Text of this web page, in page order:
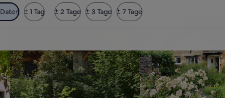
± 1 Tag ± 2 Tage ± 3 Tage ± 7 Tage